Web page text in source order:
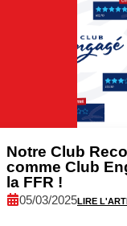
Notre Club
comme Club
la FFR !
05/03/2025LIRE